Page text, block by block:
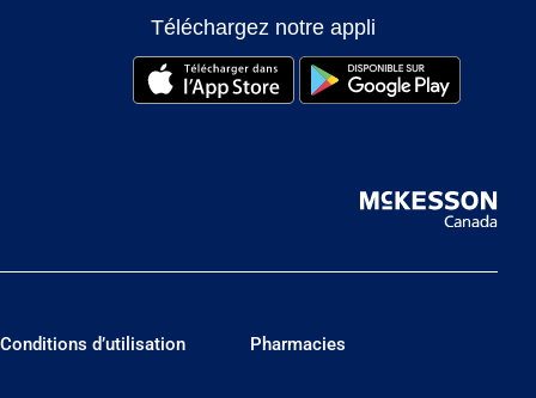
Téléchargez notre appli
Conditions d’utilisation Pharmacies